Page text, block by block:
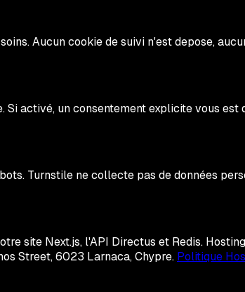
Aucun cookie de suivi n'est depose,
activé, un consentement explicite vous
Turnstile ne collecte pas de données
site Next.js, l'API Directus et Redis.
Street, 6023 Larnaca, Chypre. Politique